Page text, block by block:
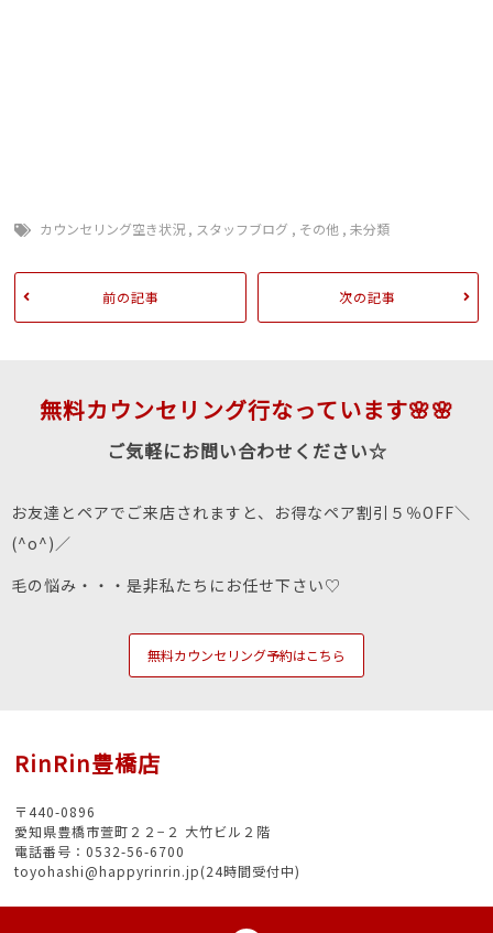
カウンセリング空き状況 , スタッフブログ , その他 ,未分類
前の記事 次の記事
無料カウンセリング行なっています🌸🌸
ご気軽にお問い合わせください☆
お友達とペアでご来店されますと、お得なペア割引５％OFF＼
(^o^)／
毛の悩み・・・是非私たちにお任せ下さい♡
無料カウンセリング予約はこちら
RinRin豊橋店
〒440-0896
愛知県豊橋市萱町２２−２ 大竹ビル２階
電話番号：0532-56-6700
toyohashi@happyrinrin.jp(24時間受付中)